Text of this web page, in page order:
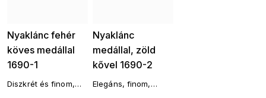
Nyaklánc fehér
köves medállal
1690-1
Diszkrét és finom,
Nyaklánc
medállal, zöld
kővel 1690-2
Elegáns, finom,